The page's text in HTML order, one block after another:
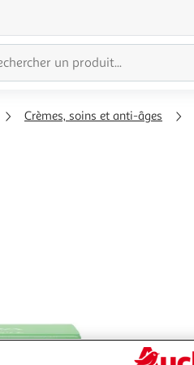
Crèmes, soins et anti-âges